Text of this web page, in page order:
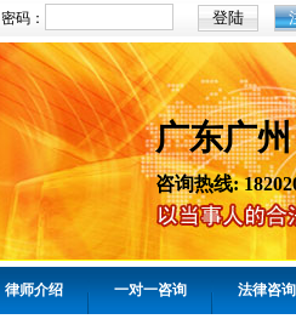
密码：
广东广
咨询热线:
律师介绍 一对一咨询 法律咨询